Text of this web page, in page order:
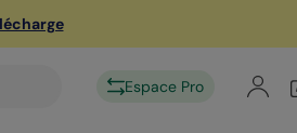
Espace Pro